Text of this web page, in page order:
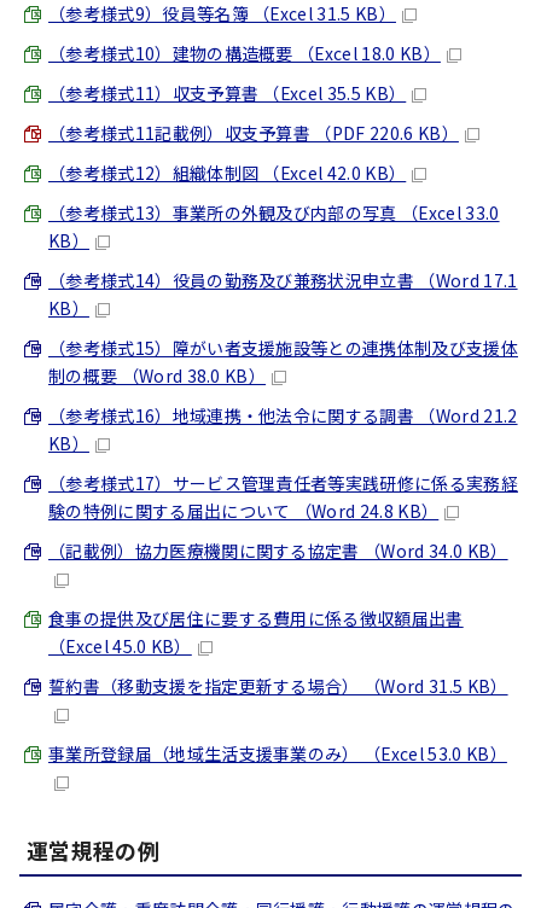
（参考様式9）役員等名簿 （Excel 31.5 KB）
（参考様式10）建物の構造概要 （Excel 18.0 KB）
（参考様式11）収支予算書 （Excel 35.5 KB）
（参考様式11記載例）収支予算書 （PDF 220.6 KB）
（参考様式12）組織体制図 （Excel 42.0 KB）
（参考様式13）事業所の外観及び内部の写真 （Excel 33.0
KB）
（参考様式14）役員の勤務及び兼務状況申立書 （Word 17.1
KB）
（参考様式15）障がい者支援施設等との連携体制及び支援体
制の概要 （Word 38.0 KB）
（参考様式16）地域連携・他法令に関する調書 （Word 21.2
KB）
（参考様式17）サービス管理責任者等実践研修に係る実務経
験の特例に関する届出について （Word 24.8 KB）
（記載例）協力医療機関に関する協定書 （Word 34.0 KB）
食事の提供及び居住に要する費用に係る徴収額届出書
（Excel 45.0 KB）
誓約書（移動支援を指定更新する場合） （Word 31.5 KB）
事業所登録届（地域生活支援事業のみ） （Excel 53.0 KB）
運営規程の例